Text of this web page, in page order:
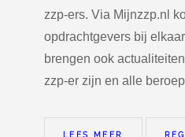
zzp-ers. Via Mijnzzp.nl
opdrachtgevers bij
brengen ook
zzp-er zijn en alle
LEES MEER